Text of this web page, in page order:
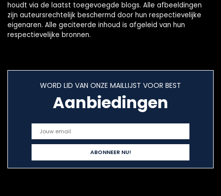
houdt via de laatst toegevoegde blogs. Alle afbeeldingen
zijn auteursrechtelijk beschermd door hun respectievelijke
eigenaren. Alle geciteerde inhoud is afgeleid van hun
respectievelijke bronnen.
WORD LID VAN ONZE MAILLIJST VOOR BEST
Aanbiedingen